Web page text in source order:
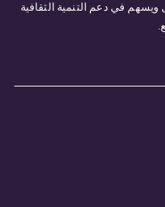
في دعم التنمية الثقافية